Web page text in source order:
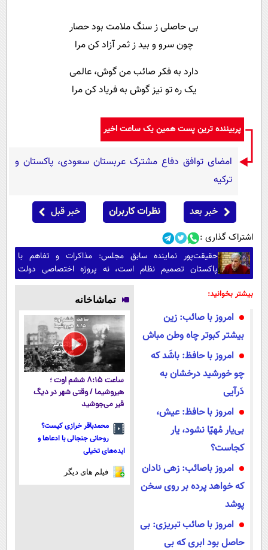
بی حاصلی ز سنگ ملامت بود حصار
چون سرو و بید ز ثمر آزاد کن مرا
دارد به فکر صائب من گوش، عالمی
یک ره تو نیز گوش به فریاد کن مرا
پربیننده ترین پست همین یک ساعت اخیر
امضای توافق دفاع مشترک عربستان سعودی، پاکستان و
ترکیه
خبر بعد نظرات کاربران خبر قبل
اشتراک گذاری :
حقیقت‌پور نماینده سابق مجلس: مذاکرات و تفاهم با
پاکستان تصمیم نظام است، نه پروژه اختصاصی دولت
پزشکیان/ برخی جریان‌ها هرجا منافعشان اقتضا کند از رهبری
عبور می‌کنندبیشتر بخوانید:
امروز با صائب: زین
بیشتر کبوتر چاه وطن مباش
امروز با حافظ: باشَد که
چو خورشید درخشان به
دَرآیی
امروز با حافظ: عیش،
بی‌یار مُهیّا نشود، یار
کجاست؟
امروز باصائب: زهی نادان
که خواهد پرده بر روی سخن
پوشد
امروز با صائب تبریزی: بی
حاصل بود ابری که بی
تماشاخانه
ساعت ۸:۱۵ ششم اوت ؛
هیروشیما / وقتی شهر در دیگ
قیر می‌جوشید
محمدباقر خرازی کیست؟
روحانی جنجالی با ادعاها و
ایده‌های تخیلی
فیلم های دیگر